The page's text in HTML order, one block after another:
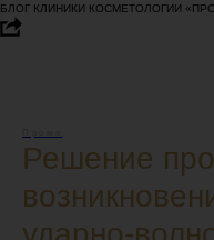
БЛОГ КЛИНИКИ КОСМЕТОЛОГИИ
Решение